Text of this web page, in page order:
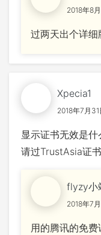
2018年8
过两天出个详细
Xpecia1
2018年7月
显示证书无效是
请过TrustAsia证
flyzy小
2018年7
用的腾讯的免费